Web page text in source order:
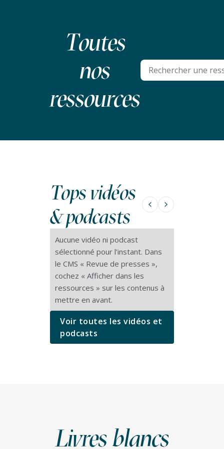
Toutes
nos
ressources
Tops vidéos
&podcasts
Aucune vidéo ni podcast
sélectionné pour l’instant. Dans
le CMS « Revue de presses »,
cochez « Afficher dans les
ressources » sur les contenus à
mettre en avant.
Voir toutes les vidéos et
podcasts
Livres blancs